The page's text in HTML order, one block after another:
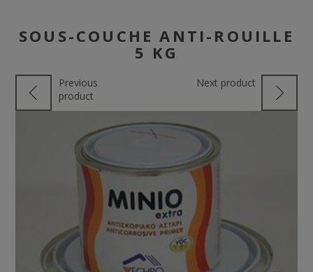
SOUS-COUCHE ANTI-ROUILLE
5 KG
Previous
product
Next product